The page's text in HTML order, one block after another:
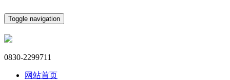
Toggle navigation
0830-2299711
网站首页